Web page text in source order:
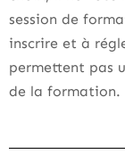
session de
inscrire et à
permettent pas
de la formation.